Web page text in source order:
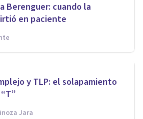
Berenguer: cuando la
en paciente
y TLP: el solapamiento
Jara